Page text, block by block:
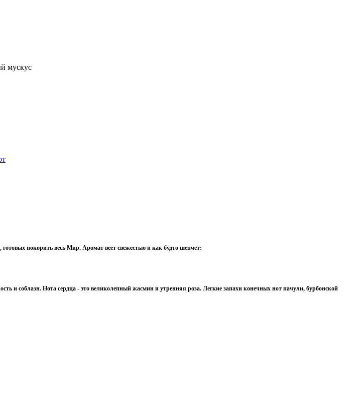
мускус
покорить весь Мир. Аромат веет свежестью и как будто шепчет:
и соблазн. Нота сердца - это великолепный жасмин и утренняя роза. Легкие запахи конечных нот пачули, бурбонской